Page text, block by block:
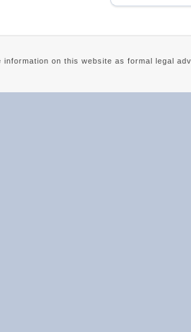
on this website as formal legal